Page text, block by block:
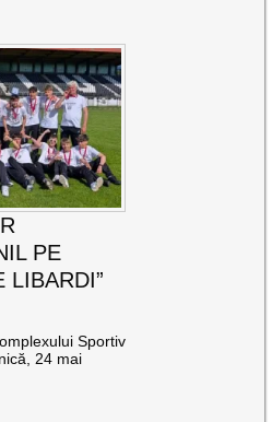
PE
LIBARDI”
Sportiv
24 mai